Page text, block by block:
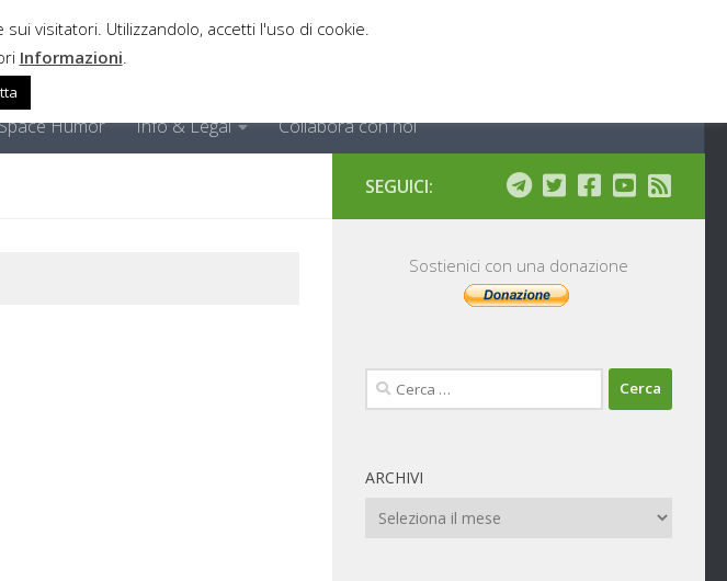
Humor Info & Legal Collabora con noi
SEGUICI:
Sostienici con una donazione
Ricerca
per:
ARCHIVI
Archivi
visitatori. Utilizzandolo, accetti l'uso di cookie.
Informazioni